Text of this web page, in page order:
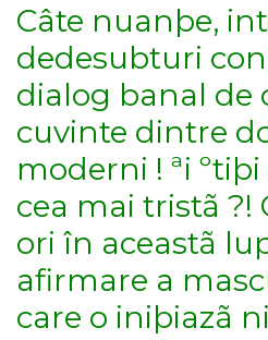
Câte nuanþe,
dedesubturi
dialog banal de
cuvinte dintre
moderni ! ªi
cea mai tristã ?!
ori în aceastã
afirmare a
care o iniþiazã